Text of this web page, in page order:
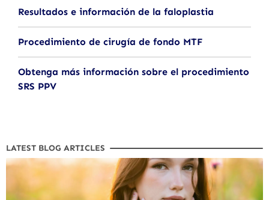
Resultados e información de la faloplastia
Procedimiento de cirugía de fondo MTF
Obtenga más información sobre el procedimiento
SRS PPV
LATEST BLOG ARTICLES